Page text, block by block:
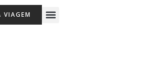
VIAGEM Menu